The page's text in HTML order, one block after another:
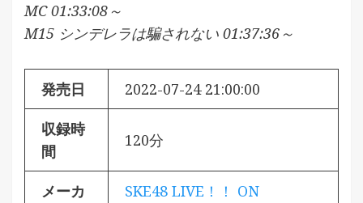
MC 01:33:08～
M15 シンデレラは騙されない 01:37:36～
発売日 2022-07-24 21:00:00
収録時
間
120分
メーカ
SKE48 LIVE！！ ON